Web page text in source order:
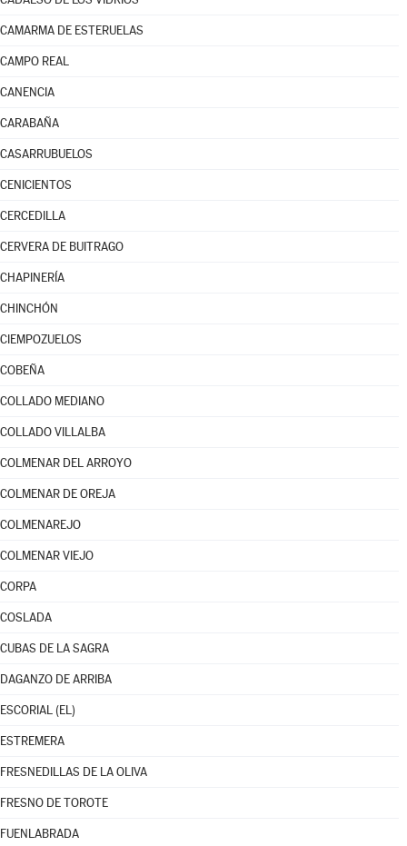
CAMARMA DE ESTERUELAS
CAMPO REAL
CANENCIA
CARABAÑA
CASARRUBUELOS
CENICIENTOS
CERCEDILLA
CERVERA DE BUITRAGO
CHAPINERÍA
CHINCHÓN
CIEMPOZUELOS
COBEÑA
COLLADO MEDIANO
COLLADO VILLALBA
COLMENAR DEL ARROYO
COLMENAR DE OREJA
COLMENAREJO
COLMENAR VIEJO
CORPA
COSLADA
CUBAS DE LA SAGRA
DAGANZO DE ARRIBA
ESCORIAL (EL)
ESTREMERA
FRESNEDILLAS DE LA OLIVA
FRESNO DE TOROTE
FUENLABRADA